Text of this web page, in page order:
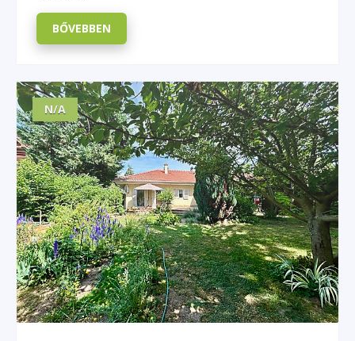
BŐVEBBEN
N/A